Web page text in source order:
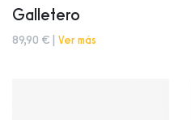
Galletero
89,90 € | Ver más